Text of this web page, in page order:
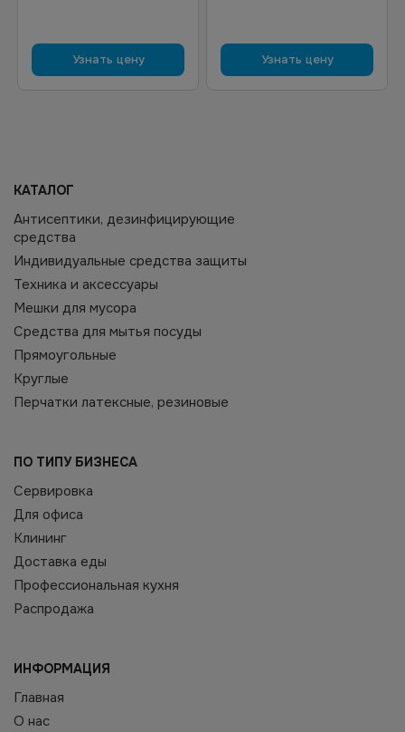
Узнать цену Узнать цену
КАТАЛОГ
Антисептики, дезинфицирующие
средства
Индивидуальные средства защиты
Техника и аксессуары
Мешки для мусора
Средства для мытья посуды
Прямоугольные
Круглые
Перчатки латексные, резиновые
ПО ТИПУ БИЗНЕСА
Сервировка
Для офиса
Клининг
Доставка еды
Профессиональная кухня
Распродажа
ИНФОРМАЦИЯ
Главная
О нас